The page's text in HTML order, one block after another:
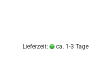
Lieferzeit: ca. 1-3 Tage